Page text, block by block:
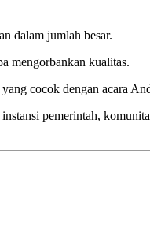
dalam jumlah besar.
mengorbankan kualitas.
cocok dengan acara
pemerintah,